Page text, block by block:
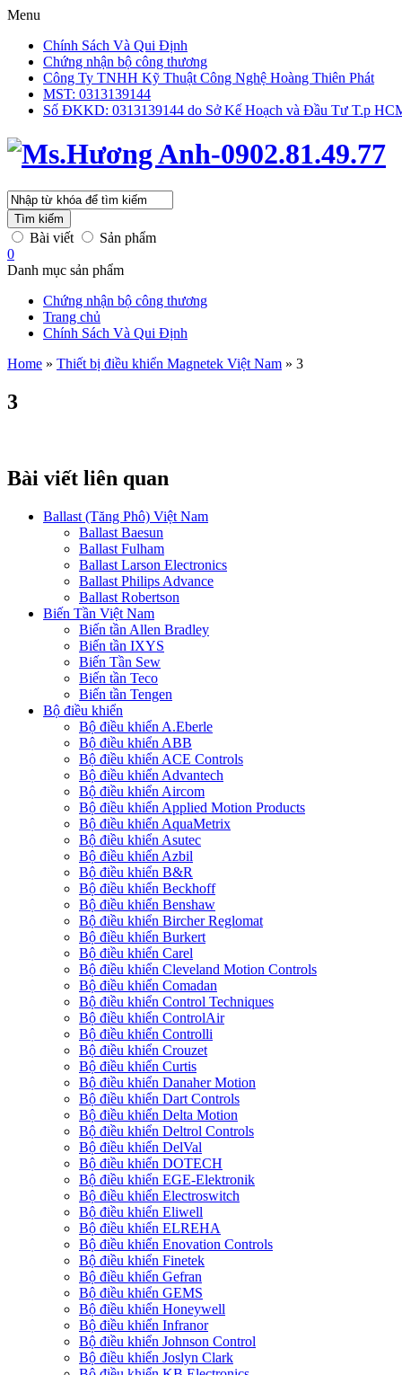
Menu
Chính Sách Và Qui Định
Chứng nhận bộ công thương
Công Ty TNHH Kỹ Thuật Công Nghệ Hoàng Thiên Phát
MST: 0313139144
Số ĐKKD: 0313139144 do Sở Kế Hoạch và Đầu Tư T.p
Tìm kiếm
Bài viết
Sản phẩm
0
Danh mục sản phẩm
Chứng nhận bộ công thương
Trang chủ
Chính Sách Và Qui Định
Home » Thiết bị điều khiển Magnetek Việt Nam » 3
3
Bài viết liên quan
Ballast (Tăng Phô) Việt Nam
Ballast Baesun
Ballast Fulham
Ballast Larson Electronics
Ballast Philips Advance
Ballast Robertson
Biến Tần Việt Nam
Biến tần Allen Bradley
Biến tần IXYS
Biến Tần Sew
Biến tần Teco
Biến tần Tengen
Bộ điều khiển
Bộ điều khiển A.Eberle
Bộ điều khiển ABB
Bộ điều khiển ACE Controls
Bộ điều khiển Advantech
Bộ điều khiển Aircom
Bộ điều khiển Applied Motion Products
Bộ điều khiển AquaMetrix
Bộ điều khiển Asutec
Bộ điều khiển Azbil
Bộ điều khiển B&R
Bộ điều khiển Beckhoff
Bộ điều khiển Benshaw
Bộ điều khiển Bircher Reglomat
Bộ điều khiển Burkert
Bộ điều khiển Carel
Bộ điều khiển Cleveland Motion Controls
Bộ điều khiển Comadan
Bộ điều khiển Control Techniques
Bộ điều khiển ControlAir
Bộ điều khiển Controlli
Bộ điều khiển Crouzet
Bộ điều khiển Curtis
Bộ điều khiển Danaher Motion
Bộ điều khiển Dart Controls
Bộ điều khiển Delta Motion
Bộ điều khiển Deltrol Controls
Bộ điều khiển DelVal
Bộ điều khiển DOTECH
Bộ điều khiển EGE-Elektronik
Bộ điều khiển Electroswitch
Bộ điều khiển Eliwell
Bộ điều khiển ELREHA
Bộ điều khiển Enovation Controls
Bộ điều khiển Finetek
Bộ điều khiển Gefran
Bộ điều khiển GEMS
Bộ điều khiển Honeywell
Bộ điều khiển Infranor
Bộ điều khiển Johnson Control
Bộ điều khiển Joslyn Clark